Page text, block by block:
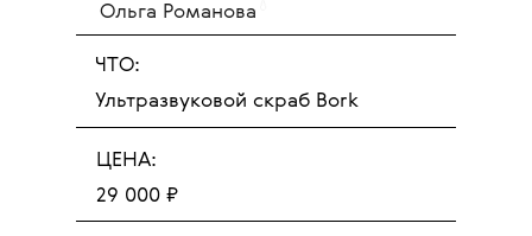
Ольга Романова
ЧТО:
Ультразвуковой скраб Bork
ЦЕНА:
29 000 ₽